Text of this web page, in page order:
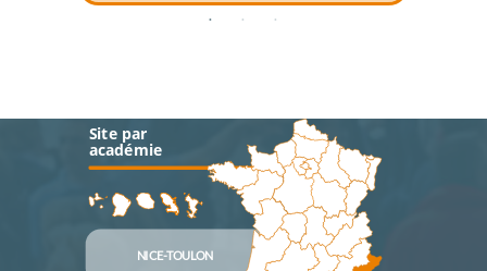
Site par
académie
NICE-TOULON